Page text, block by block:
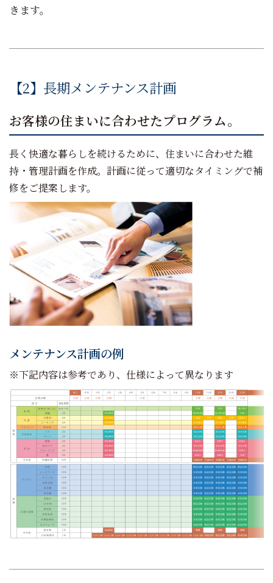
きます。
【2】長期メンテナンス計画
お客様の住まいに合わせたプログラム。
長く快適な暮らしを続けるために、住まいに合わせた維
持・管理計画を作成。計画に従って適切なタイミングで補
修をご提案します。
メンテナンス計画の例
※下記内容は参考であり、仕様によって異なります